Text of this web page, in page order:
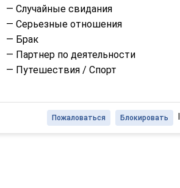
— Случайные свидания
— Серьезные отношения
— Брак
— Партнер по деятельности
— Путешествия / Спорт
Блокировать
Пожаловаться